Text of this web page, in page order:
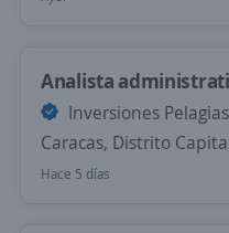
Analista
Inversiones Pelagias
Caracas, Distrito
Hace 5 días